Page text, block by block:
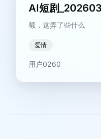
AI短剧
额，这弄了些什么
爱情
用户0260